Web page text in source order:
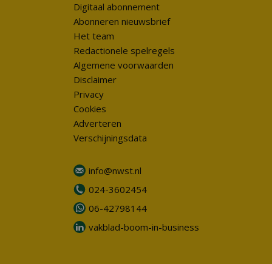
Digitaal abonnement
Abonneren nieuwsbrief
Het team
Redactionele spelregels
Algemene voorwaarden
Disclaimer
Privacy
Cookies
Adverteren
Verschijningsdata
info@nwst.nl
024-3602454
06-42798144
vakblad-boom-in-business